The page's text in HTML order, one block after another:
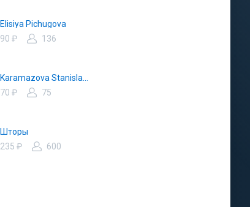
Elisiya Pichugova
90 ₽
136
70 ₽
75
Шторы
235 ₽
600